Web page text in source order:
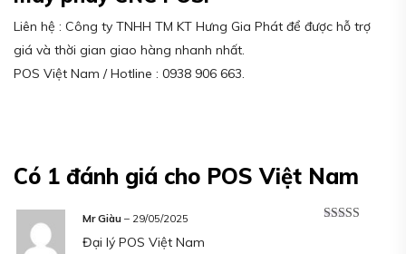
Liên hệ : Công ty TNHH TM KT Hưng Gia Phát để được hỗ trợ
giá và thời gian giao hàng nhanh nhất.
POS Việt Nam / Hotline : 0938 906 663.
Có 1 đánh giá cho POS Việt Nam
Mr Giàu – 29/05/2025
Đại lý POS Việt Nam